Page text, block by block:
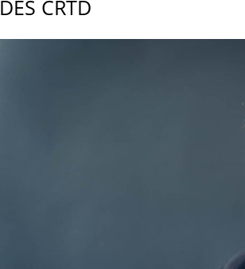
DES CRTD